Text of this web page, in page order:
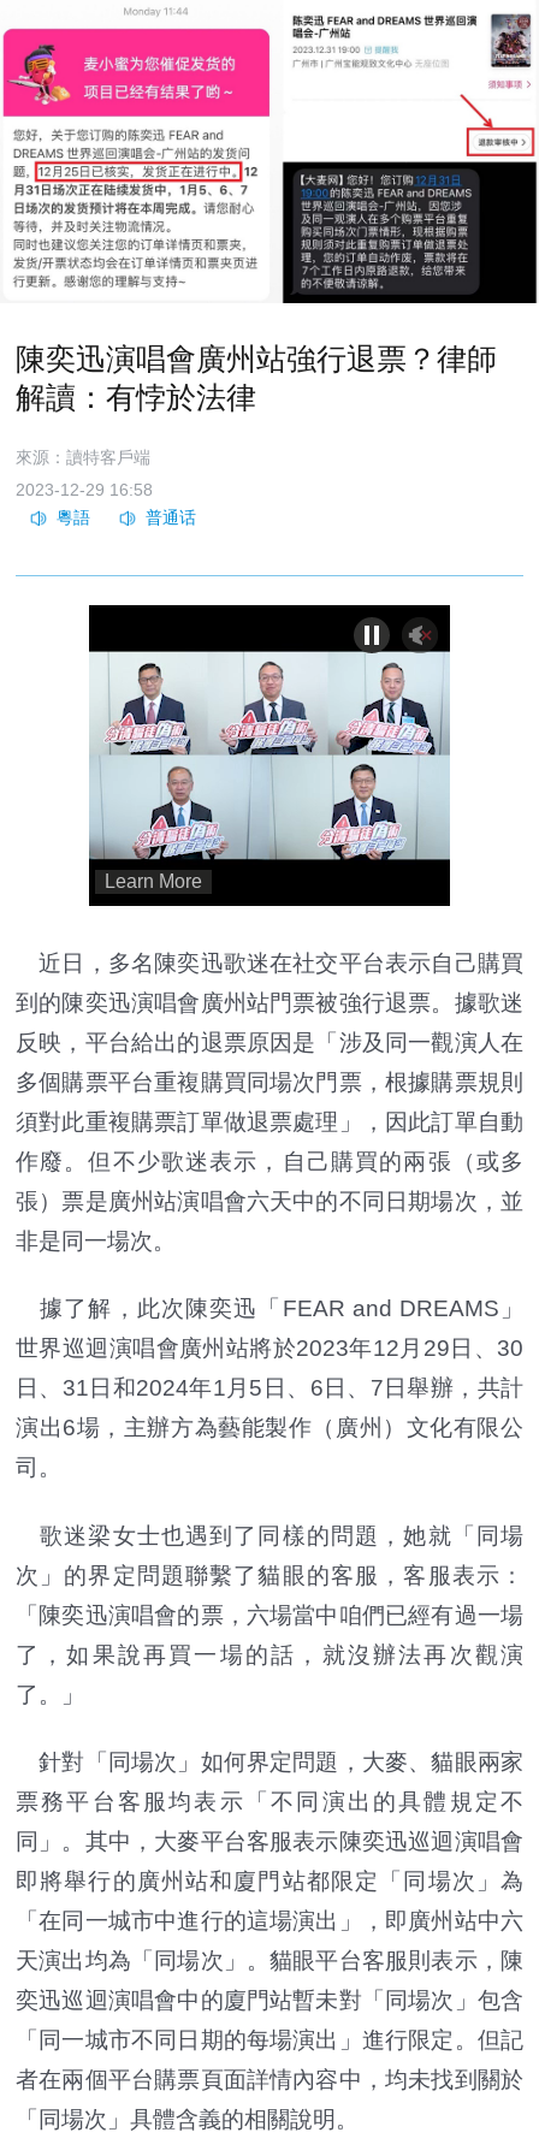
陳奕迅演唱會廣州站強行退票？律師
解讀：有悖於法律
來源：讀特客戶端
2023-12-29 16:58
近日，多名陳奕迅歌迷在社交平台表示自己購買
到的陳奕迅演唱會廣州站門票被強行退票。據歌迷
反映，平台給出的退票原因是「涉及同一觀演人在
多個購票平台重複購買同場次門票，根據購票規則
須對此重複購票訂單做退票處理」，因此訂單自動
作廢。但不少歌迷表示，自己購買的兩張（或多
張）票是廣州站演唱會六天中的不同日期場次，並
非是同一場次。
據了解，此次陳奕迅「FEAR and DREAMS」
世界巡迴演唱會廣州站將於2023年12月29日、30
日、31日和2024年1月5日、6日、7日舉辦，共計
演出6場，主辦方為藝能製作（廣州）文化有限公
司。
歌迷梁女士也遇到了同樣的問題，她就「同場
次」的界定問題聯繫了貓眼的客服，客服表示：
「陳奕迅演唱會的票，六場當中咱們已經有過一場
了，如果說再買一場的話，就沒辦法再次觀演
了。」
針對「同場次」如何界定問題，大麥、貓眼兩家
票務平台客服均表示「不同演出的具體規定不
同」。其中，大麥平台客服表示陳奕迅巡迴演唱會
即將舉行的廣州站和廈門站都限定「同場次」為
「在同一城市中進行的這場演出」，即廣州站中六
天演出均為「同場次」。貓眼平台客服則表示，陳
奕迅巡迴演唱會中的廈門站暫未對「同場次」包含
「同一城市不同日期的每場演出」進行限定。但記
者在兩個平台購票頁面詳情內容中，均未找到關於
「同場次」具體含義的相關說明。